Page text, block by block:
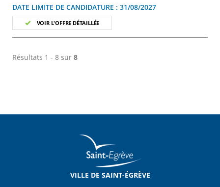
DATE LIMITE DE CANDIDATURE : 31/08/2027
VOIR L'OFFRE DÉTAILLÉE
Résultats 1 - 8 sur 8
VILLE DE SAINT-ÉGRÈVE